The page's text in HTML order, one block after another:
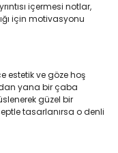
içermesi notlar,
için motivasyonu
estetik ve göze hoş
yana bir çaba
güzel bir
tasarlanırsa o denli